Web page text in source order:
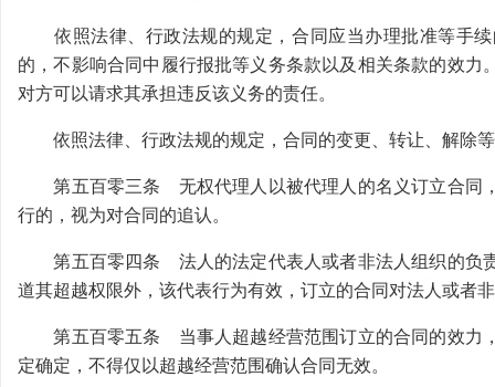
依照法律、行政法规的规定，合同应当办理批准等手续
的，不影响合同中履行报批等义务条款以及相关条款的效
对方可以请求其承担违反该义务的责任。
依照法律、行政法规的规定，合同的变更、转让、解除
第五百零三条 无权代理人以被代理人的名义订立合同，
行的，视为对合同的追认。
第五百零四条 法人的法定代表人或者非法人组织的负责
道其超越权限外，该代表行为有效，订立的合同对法人或者
第五百零五条 当事人超越经营范围订立的合同的效力，
定确定，不得仅以超越经营范围确认合同无效。